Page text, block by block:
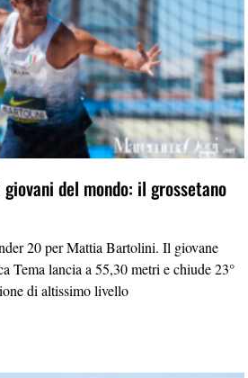
del mondo: il grossetano
20 per Mattia Bartolini. Il giovane
Tema lancia a 55,30 metri e chiude 23°
di altissimo livello